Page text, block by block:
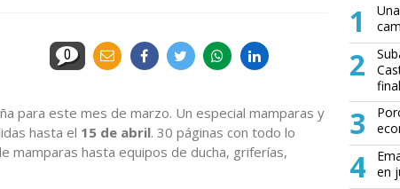
0
para este mes de marzo. Un especial mamparas y
hasta el 15 de abril. 30 páginas con todo lo
mamparas hasta equipos de ducha, griferías,
1
2
final
3
4
en